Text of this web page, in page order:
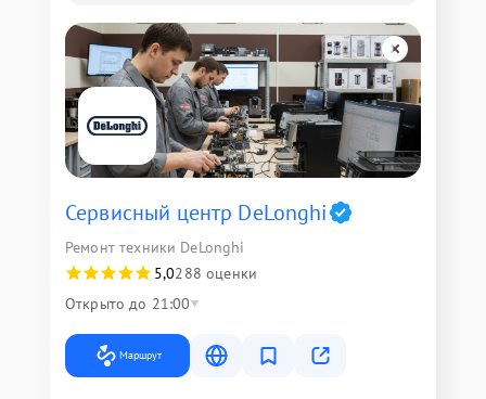
Сервисный центр DeLonghi
Ремонт техники DeLonghi
5,0288 оценки
Открыто до 21:00
Маршрут